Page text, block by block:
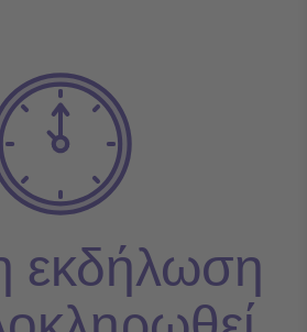
εκδήλωση